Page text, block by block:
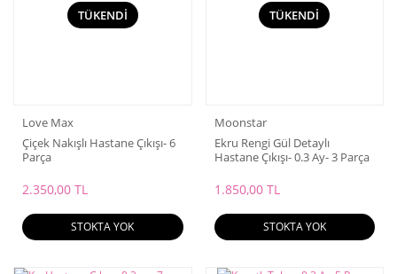
TÜKENDİ
Love Max
Çiçek Nakışlı Hastane Çıkışı- 6
Parça
2.350,00 TL
STOKTA YOK
TÜKENDİ
Moonstar
Ekru Rengi Gül Detaylı
Hastane Çıkışı- 0.3 Ay- 3 Parça
1.850,00 TL
STOKTA YOK